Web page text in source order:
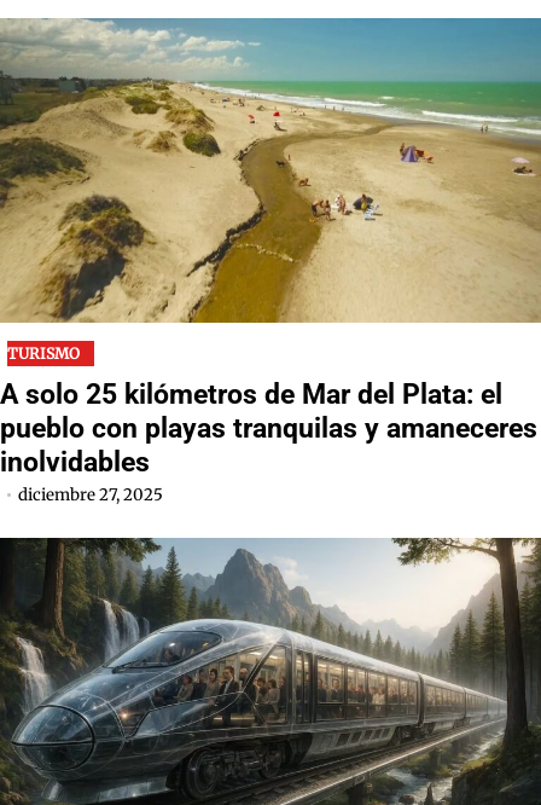
TURISMO
A solo 25 kilómetros de Mar del Plata: el
pueblo con playas tranquilas y amaneceres
inolvidables
diciembre 27, 2025